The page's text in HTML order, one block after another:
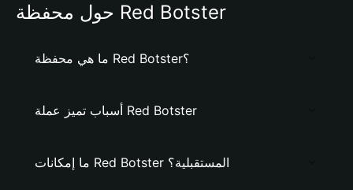
حول محفظة Red Botster
ما هي محفظة Red Botster؟
أسباب تميز عملة Red Botster
ما إمكانات Red Botster المستقبلية؟